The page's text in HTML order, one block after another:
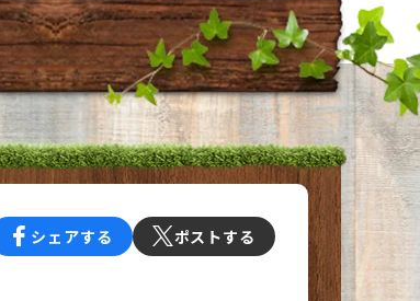
シェアする ポストする